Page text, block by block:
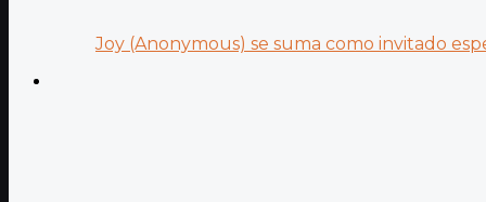
Joy (Anonymous) se suma como invitado